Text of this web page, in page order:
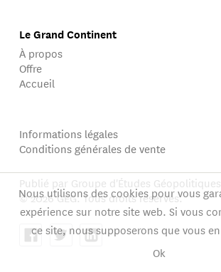
Le Grand Continent
À propos
Offre
Accueil
Informations légales
Conditions générales de vente
Publié par Groupe d'Études
© 2026 GEG. Tous droits réservés.
Nous utilisons des cookies pour vous
expérience sur notre site web. Si vous
ce site, nous supposerons que vous
Ok